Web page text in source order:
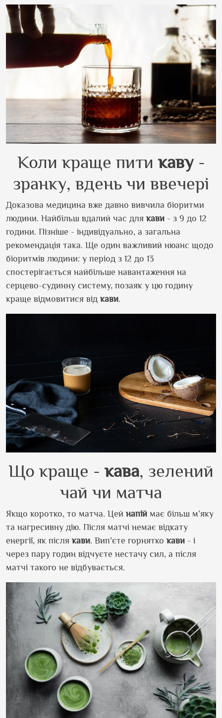
Коли краще пити каву-
зранку, вдень чи ввечері
Доказова медицина вже давно вивчила біоритми
людини. Найбільш вдалий час для кави - з 9 до 12
години. Пізніше - індивідуально, а загальна
рекомендація така. Ще один важливий нюанс щодо
біоритмів людини: у період з 12 до 13
спостерігається найбільше навантаження на
серцево-судинну систему, позаяк у цю годину
краще відмовитися від кави.
Що краще - кава, зелений
чай чи матча
Якщо коротко, то матча. Цей напій має більш м’яку
та нагресивну дію. Після матчі немає відкату
енергії, як після кави. Вип’єте горнятко кави - і
через пару годин відчуєте нестачу сил, а після
матчі такого не відбувається.